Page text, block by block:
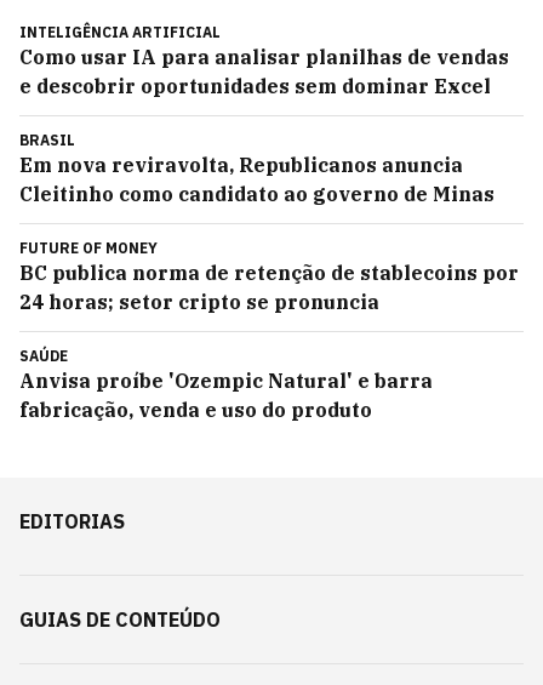
INTELIGÊNCIA ARTIFICIAL
Como usar IA para analisar planilhas de vendas
e descobrir oportunidades sem dominar Excel
BRASIL
Em nova reviravolta, Republicanos anuncia
Cleitinho como candidato ao governo de Minas
FUTURE OF MONEY
BC publica norma de retenção de stablecoins por
24 horas; setor cripto se pronuncia
SAÚDE
Anvisa proíbe 'Ozempic Natural' e barra
fabricação, venda e uso do produto
EDITORIAS
GUIAS DE CONTEÚDO